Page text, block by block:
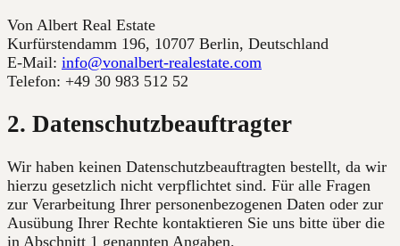
Von Albert Real Estate
Kurfürstendamm 196, 10707 Berlin, Deutschland
E-Mail: info@vonalbert-realestate.com
Telefon: +49 30 983 512 52
2. Datenschutzbeauftragter
Wir haben keinen Datenschutzbeauftragten bestellt, da wir
hierzu gesetzlich nicht verpflichtet sind. Für alle Fragen
zur Verarbeitung Ihrer personenbezogenen Daten oder zur
Ausübung Ihrer Rechte kontaktieren Sie uns bitte über die
in Abschnitt 1 genannten Angaben.